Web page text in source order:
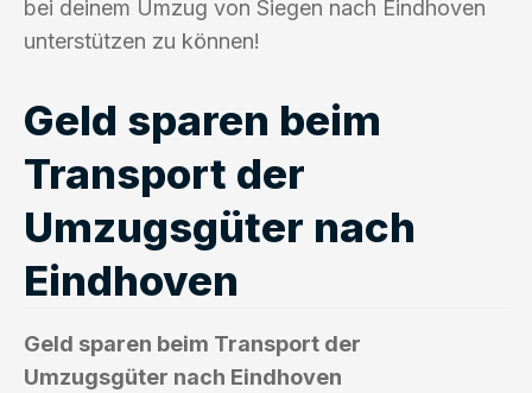
bei deinem Umzug von Siegen nach Eindhoven
unterstützen zu können!
Geld sparen beim
Transport der
Umzugsgüter nach
Eindhoven
Geld sparen beim Transport der
Umzugsgüter nach Eindhoven